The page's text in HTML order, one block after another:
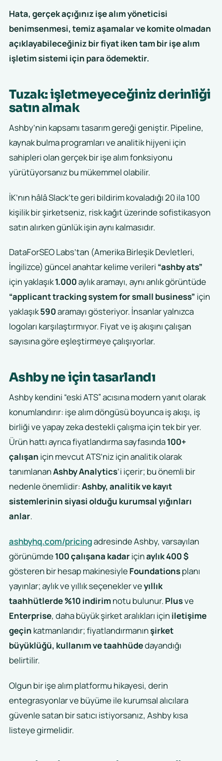
Hata, gerçek açığınız işe alım yöneticisi
benimsenmesi, temiz aşamalar ve komite olmadan
açıklayabileceğiniz bir fiyat iken tam bir işe alım
işletim sistemi için para ödemektir.
Tuzak: işletmeyeceğiniz derinliği
satın almak
Ashby’nin kapsamı tasarım gereği geniştir. Pipeline,
kaynak bulma programları ve analitik hijyeni için
sahipleri olan gerçek bir işe alım fonksiyonu
yürütüyorsanız bu mükemmel olabilir.
İK’nın hâlâ Slack’te geri bildirim kovaladığı 20 ila 100
kişilik bir şirketseniz, risk kağıt üzerinde sofistikasyon
satın alırken günlük işin aynı kalmasıdır.
DataForSEO Labs’tan (Amerika Birleşik Devletleri,
İngilizce) güncel anahtar kelime verileri “ashby ats”
için yaklaşık1.000aylık aramayı, aynı anlık görüntüde
“applicant tracking system for small business” için
yaklaşık590aramayı gösteriyor. İnsanlar yalnızca
logoları karşılaştırmıyor. Fiyat ve iş akışını çalışan
sayısına göre eşleştirmeye çalışıyorlar.
Ashby ne için tasarlandı
Ashby kendini “eski ATS” acısına modern yanıt olarak
konumlandırır: işe alım döngüsü boyunca iş akışı, iş
birliği ve yapay zeka destekli çalışma için tek bir yer.
Ürün hattı ayrıca fiyatlandırma sayfasında100+
çalışan için mevcut ATS’niz için analitik olarak
tanımlananAshby Analytics’i içerir; bu önemli bir
nedenle önemlidir:Ashby, analitik ve kayıt
sistemlerinin siyasi olduğu kurumsal yığınları
anlar.
ashbyhq.com/pricingadresinde Ashby, varsayılan
görünümde100 çalışana kadariçinaylık 400 $
gösteren bir hesap makinesiyleFoundationsplanı
yayınlar; aylık ve yıllık seçenekler veyıllık
taahhütlerde %10 indirimnotu bulunur. Plusve
Enterprise, daha büyük şirket aralıkları için iletişime
geçin katmanlarıdır; fiyatlandırmanınşirket
büyüklüğü, kullanım ve taahhüdedayandığı
belirtilir.
Olgun bir işe alım platformu hikayesi, derin
entegrasyonlar ve büyüme ile kurumsal alıcılara
güvenle satan bir satıcı istiyorsanız, Ashby kısa
listeye girmelidir.